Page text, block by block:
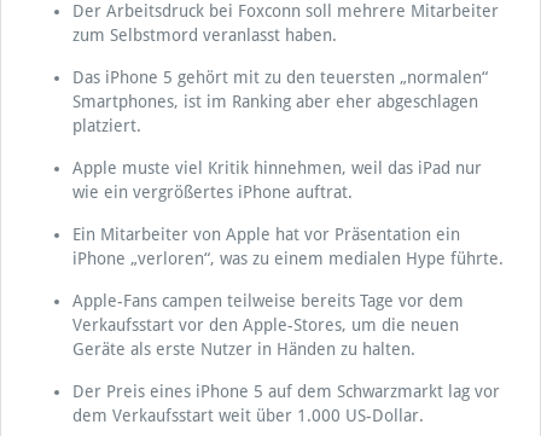
Der Arbeitsdruck bei Foxconn soll mehrere Mitarbeiter
zum Selbstmord veranlasst haben.
Das iPhone 5 gehört mit zu den teuersten „normalen“
Smartphones, ist im Ranking aber eher abgeschlagen
platziert.
Apple muste viel Kritik hinnehmen, weil das iPad nur
wie ein vergrößertes iPhone auftrat.
Ein Mitarbeiter von Apple hat vor Präsentation ein
iPhone „verloren“, was zu einem medialen Hype führte.
Apple-Fans campen teilweise bereits Tage vor dem
Verkaufsstart vor den Apple-Stores, um die neuen
Geräte als erste Nutzer in Händen zu halten.
Der Preis eines iPhone 5 auf dem Schwarzmarkt lag vor
dem Verkaufsstart weit über 1.000 US-Dollar.